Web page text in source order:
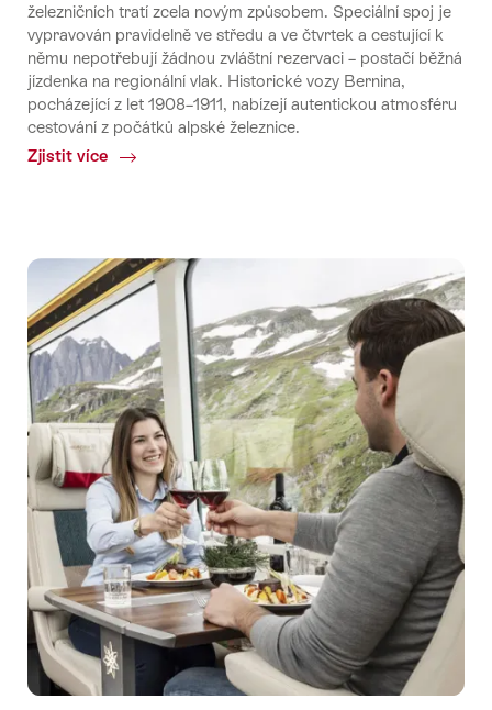
železničních tratí zcela novým způsobem. Speciální spoj je
vypravován pravidelně ve středu a ve čtvrtek a cestující k
němu nepotřebují žádnou zvláštní rezervaci – postačí běžná
jízdenka na regionální vlak. Historické vozy Bernina,
pocházející z let 1908–1911, nabízejí autentickou atmosféru
cestování z počátků alpské železnice.
Zjistit více
Common.Of
8.
7.–
8.
2026